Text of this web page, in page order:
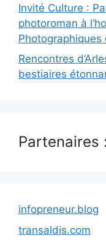
Invité Culture :
photoroman à
Photographiques
Rencontres
bestiaires
Partenaires :
infopreneur.blog
transaldis.com